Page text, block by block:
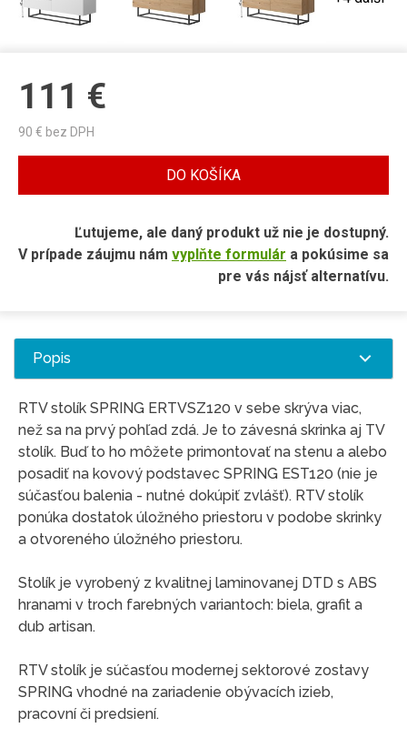
111 €
90 € bez DPH
DO KOŠÍKA
Ľutujeme, ale daný produkt už nie je dostupný.
V prípade záujmu nám vyplňte formulár a pokúsime sa
pre vás nájsť alternatívu.
Popis
RTV stolík SPRING ERTVSZ120 v sebe skrýva viac,
než sa na prvý pohľad zdá. Je to závesná skrinka aj TV
stolík. Buď to ho môžete primontovať na stenu a alebo
posadiť na kovový podstavec SPRING EST120 (nie je
súčasťou balenia - nutné dokúpiť zvlášť). RTV stolík
ponúka dostatok úložného priestoru v podobe skrinky
a otvoreného úložného priestoru.
Stolík je vyrobený z kvalitnej laminovanej DTD s ABS
hranami v troch farebných variantoch: biela, grafit a
dub artisan.
RTV stolík je súčasťou modernej sektorové zostavy
SPRING vhodné na zariadenie obývacích izieb,
pracovní či predsiení.